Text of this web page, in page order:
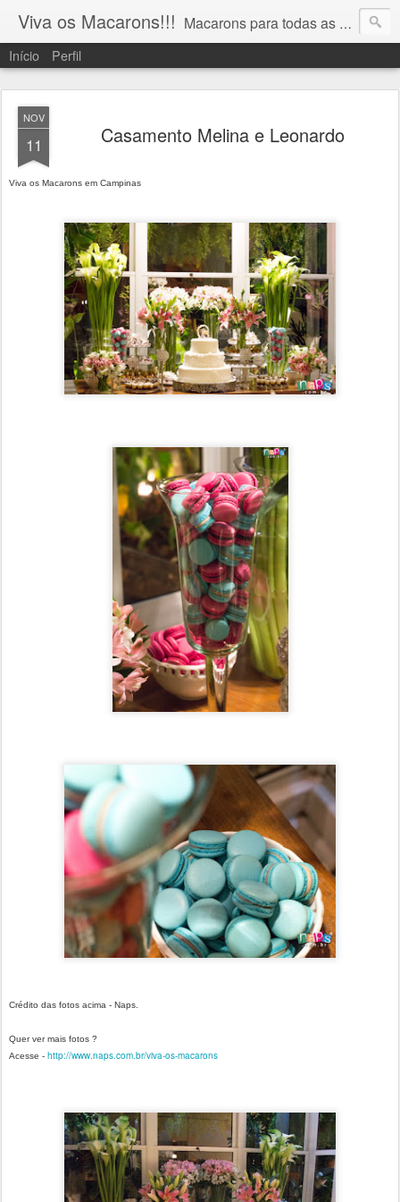
Viva os Macarons!!! Macarons para todas as ocasiões!!! 19 9 91065743 vivaosmacarons@gmail.com
Início Perfil
NOV
11 Casamento Melina e Leonardo
Viva os Macarons em Campinas
Crédito das fotos acima - Naps.
Quer ver mais fotos ?
Acesse - http://www.naps.com.br/viva-os-macarons